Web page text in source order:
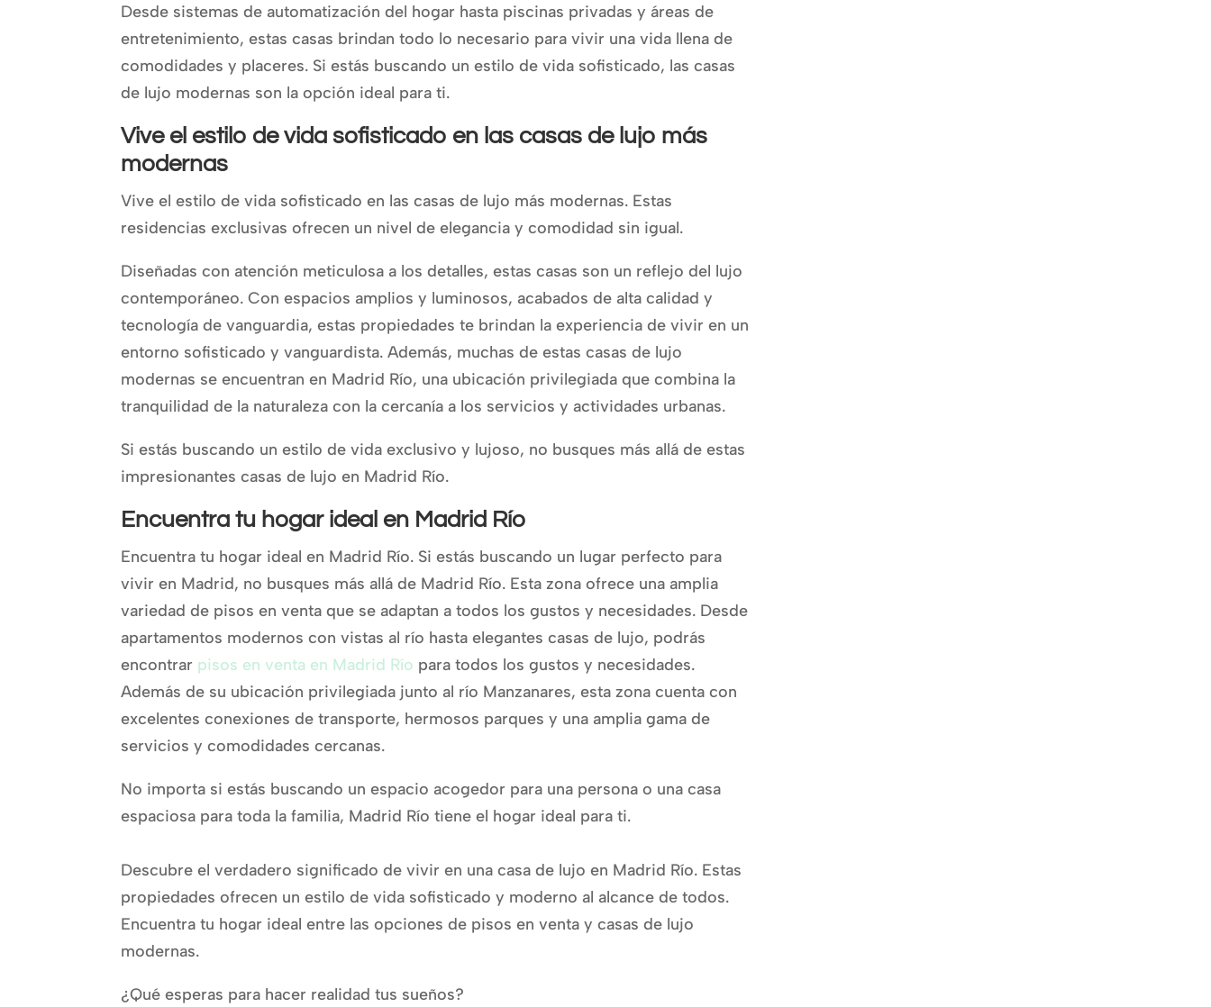
Desde sistemas de automatización del hogar hasta piscinas privadas y áreas de
entretenimiento, estas casas brindan todo lo necesario para vivir una vida llena de
comodidades y placeres. Si estás buscando un estilo de vida sofisticado, las casas
de lujo modernas son la opción ideal para ti.
Vive el estilo de vida sofisticado en las casas de lujo más
modernas
Vive el estilo de vida sofisticado en las casas de lujo más modernas. Estas
residencias exclusivas ofrecen un nivel de elegancia y comodidad sin igual.
Diseñadas con atención meticulosa a los detalles, estas casas son un reflejo del lujo
contemporáneo. Con espacios amplios y luminosos, acabados de alta calidad y
tecnología de vanguardia, estas propiedades te brindan la experiencia de vivir en un
entorno sofisticado y vanguardista. Además, muchas de estas casas de lujo
modernas se encuentran en Madrid Río, una ubicación privilegiada que combina la
tranquilidad de la naturaleza con la cercanía a los servicios y actividades urbanas.
Si estás buscando un estilo de vida exclusivo y lujoso, no busques más allá de estas
impresionantes casas de lujo en Madrid Río.
Encuentra tu hogar ideal en Madrid Río
Encuentra tu hogar ideal en Madrid Río. Si estás buscando un lugar perfecto para
vivir en Madrid, no busques más allá de Madrid Río. Esta zona ofrece una amplia
variedad de pisos en venta que se adaptan a todos los gustos y necesidades. Desde
apartamentos modernos con vistas al río hasta elegantes casas de lujo, podrás
encontrar pisos en venta en Madrid Río para todos los gustos y necesidades.
Además de su ubicación privilegiada junto al río Manzanares, esta zona cuenta con
excelentes conexiones de transporte, hermosos parques y una amplia gama de
servicios y comodidades cercanas.
No importa si estás buscando un espacio acogedor para una persona o una casa
espaciosa para toda la familia, Madrid Río tiene el hogar ideal para ti.
Descubre el verdadero significado de vivir en una casa de lujo en Madrid Río. Estas
propiedades ofrecen un estilo de vida sofisticado y moderno al alcance de todos.
Encuentra tu hogar ideal entre las opciones de pisos en venta y casas de lujo
modernas.
¿Qué esperas para hacer realidad tus sueños?